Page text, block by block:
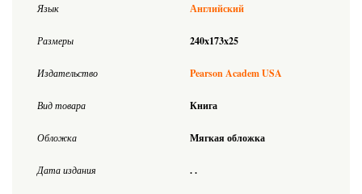
Язык Английский
Размеры 240x173x25
Издательство Pearson Academ USA
Вид товара Книга
Обложка Мягкая обложка
Дата издания . .